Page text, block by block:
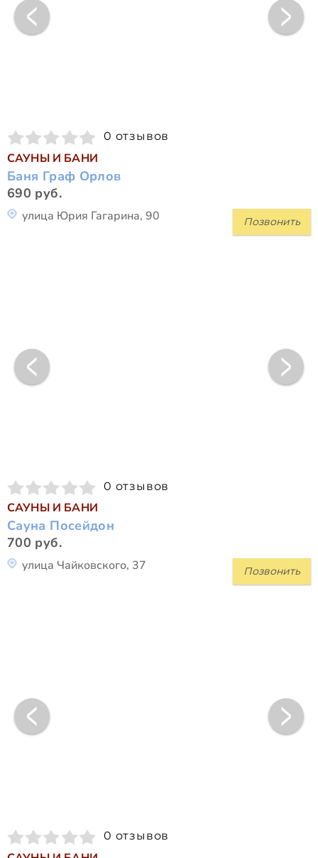
0 отзывов
САУНЫ И БАНИ
Баня Граф Орлов
690 руб.
Позвонить
улица Юрия Гагарина, 90
0 отзывов
САУНЫ И БАНИ
Сауна Посейдон
700 руб.
Позвонить
улица Чайковского, 37
0 отзывов